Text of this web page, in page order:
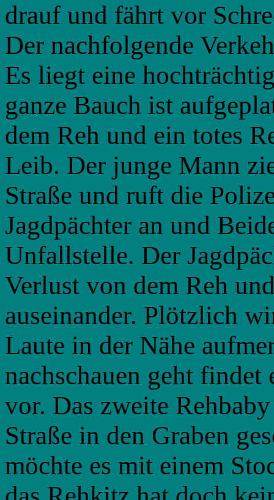
drauf und fährt vor
Der nachfolgende
Es liegt eine
ganze Bauch ist
dem Reh und ein totes
Leib. Der junge Mann
Straße und ruft die
Jagdpächter an und
Unfallstelle. Der
Verlust von dem Reh
auseinander. Plötzlich
Laute in der Nähe
nachschauen geht findet
vor. Das zweite
Straße in den Graben
möchte es mit einem